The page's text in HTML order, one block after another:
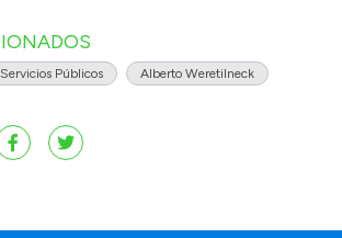
Públicos Alberto Weretilneck